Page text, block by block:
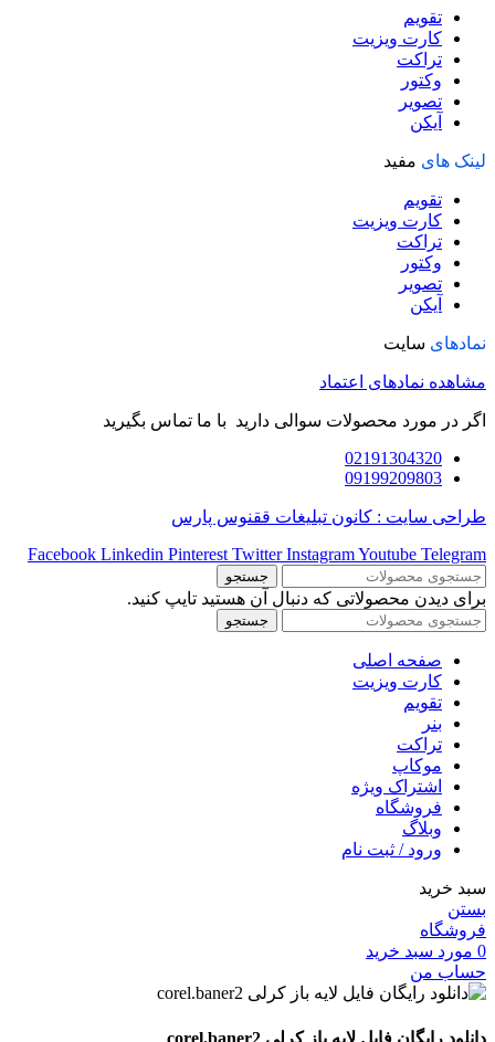
تقویم
کارت ویزیت
تراکت
وکتور
تصویر
آیکن
لینک های مفید
تقویم
کارت ویزیت
تراکت
وکتور
تصویر
آیکن
نمادهای سایت
مشاهده نمادهای اعتماد
اگر در مورد محصولات سوالی دارید با ما تماس بگیرید
02191304320
09199209803
طراحی سایت : کانون تبلیغات ققنوس پارس
Facebook Linkedin Pinterest Twitter InstagramYoutube Telegram
جستجو
برای دیدن محصولاتی که دنبال آن هستید تایپ کنید.
جستجو
صفحه اصلی
کارت ویزیت
تقویم
بنر
تراکت
موکاپ
اشتراک ویژه
فروشگاه
وبلاگ
ورود / ثبت نام
سبد خرید
بستن
فروشگاه
0 مورد سبد خرید
حساب من
دانلود رایگان فایل لایه باز کرلی corel.baner2